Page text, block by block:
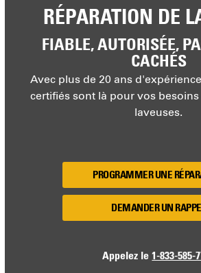
RÉPARATION DE
FIABLE, AUTORISÉE,
CACHÉS
Avec plus de 20 ans
certifiés sont là pour vos
laveuses.
PROGRAMMER UNE
DEMANDER UN
Appelez le1-833-585-